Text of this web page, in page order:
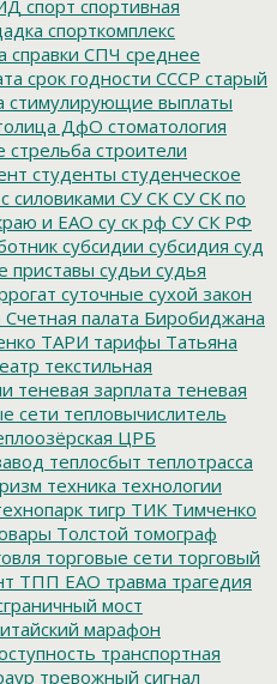
спорт спортивная
спорткомплекс
справки СПЧ среднее
срок годности СССР старый
стимулирующие выплаты
ДфО стоматология
стрельба строители
студенты студенческое
силовиками СУ СК СУ СК по
и ЕАО су ск рф СУ СК РФ
субсидии субсидия суд
приставы судьи судья
суточные сухой закон
Счетная палата Биробиджана
ТАРИ тарифы Татьяна
текстильная
теневая зарплата теневая
сети тепловычислитель
ЦРБ
теплосбыт теплотрасса
техника технологии
тигр ТИК Тимченко
Толстой томограф
торговые сети торговый
ТПП ЕАО травма трагедия
мост
марафон
транспортная
тревожный сигнал